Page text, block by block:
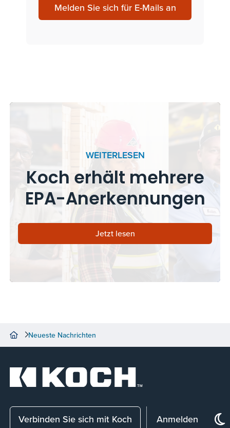
Melden Sie sich für E-Mails an
WEITERLESEN
Koch erhält mehrere
EPA-Anerkennungen
Jetzt lesen
Neueste Nachrichten
Verbinden Sie sich mit Koch Anmelden